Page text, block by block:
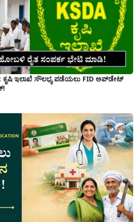
ಕೃಷಿ ಇಲಾಖೆ ಸೌಲಭ್ಯ ಪಡೆಯಲು FID ಅಪ್‌ಡೇಟ್